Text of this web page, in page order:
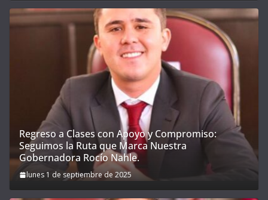
Regreso a Clases con Apoyo y Compromiso:
Seguimos la Ruta que Marca Nuestra
Gobernadora Rocío Nahle.
lunes 1 de septiembre de 2025